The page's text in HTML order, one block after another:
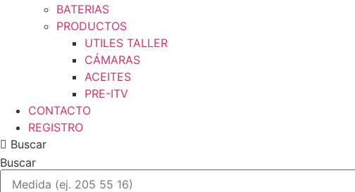
BATERIAS
PRODUCTOS
UTILES TALLER
CÁMARAS
ACEITES
PRE-ITV
CONTACTO
REGISTRO
Buscar
Buscar